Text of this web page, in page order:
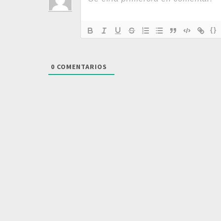
{}
0 COMENTARIOS